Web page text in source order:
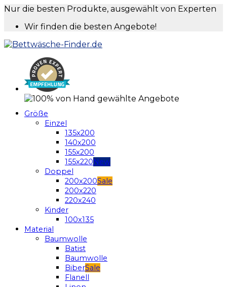
Nur die besten Produkte, ausgewählt von Experten
Wir finden die besten Angebote!
Größe
Einzel
135x200
140x200
155x200
155x220
Doppel
200x200
200x220
220x240
Kinder
100x135
Material
Baumwolle
Batist
Baumwolle
Biber
Flanell